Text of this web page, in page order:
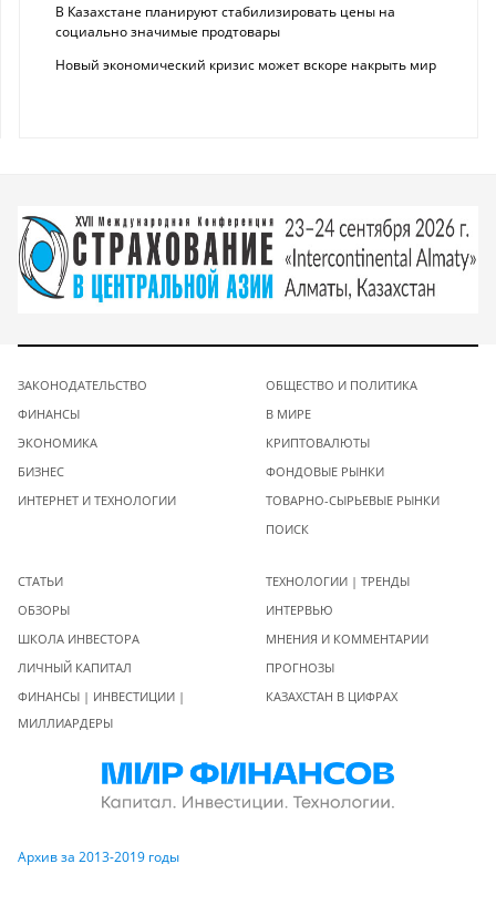
В Казахстане планируют стабилизировать цены на
социально значимые продтовары
Новый экономический кризис может вскоре накрыть мир
ЗАКОНОДАТЕЛЬСТВО
ФИНАНСЫ
ЭКОНОМИКА
БИЗНЕС
ИНТЕРНЕТ И ТЕХНОЛОГИИ
ОБЩЕСТВО И ПОЛИТИКА
В МИРЕ
КРИПТОВАЛЮТЫ
ФОНДОВЫЕ РЫНКИ
ТОВАРНО-СЫРЬЕВЫЕ РЫНКИ
ПОИСК
СТАТЬИ
ОБЗОРЫ
ШКОЛА ИНВЕСТОРА
ЛИЧНЫЙ КАПИТАЛ
ФИНАНСЫ | ИНВЕСТИЦИИ |
МИЛЛИАРДЕРЫ
ТЕХНОЛОГИИ | ТРЕНДЫ
ИНТЕРВЬЮ
МНЕНИЯ И КОММЕНТАРИИ
ПРОГНОЗЫ
КАЗАХСТАН В ЦИФРАХ
Архив за 2013-2019 годы